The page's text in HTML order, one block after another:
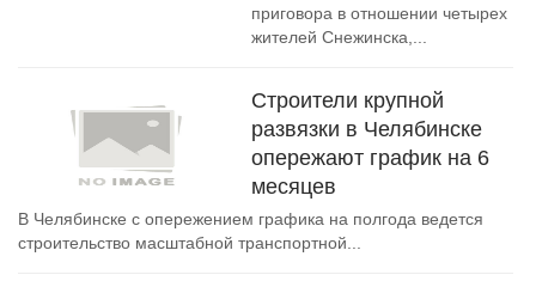
приговора в отношении четырех
жителей Снежинска,...
Строители крупной
развязки в Челябинске
опережают график на 6
месяцев
В Челябинске с опережением графика на полгода ведется
строительство масштабной транспортной...